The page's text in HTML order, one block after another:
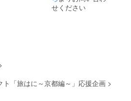
い。
16文
字、た
号等不
可。ま
せください
ト「旅はに～京都編～」応援企画 >